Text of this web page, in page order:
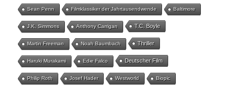
Sean Penn Filmklassiker der Jahrtausendwende Baltimore
J.K. Simmons Anthony Carrigan T.C. Boyle
Martin Freeman Noah Baumbach Thriller
Haruki Murakami Edie Falco Deutscher Film
Philip Roth Josef Hader Westworld Biopic